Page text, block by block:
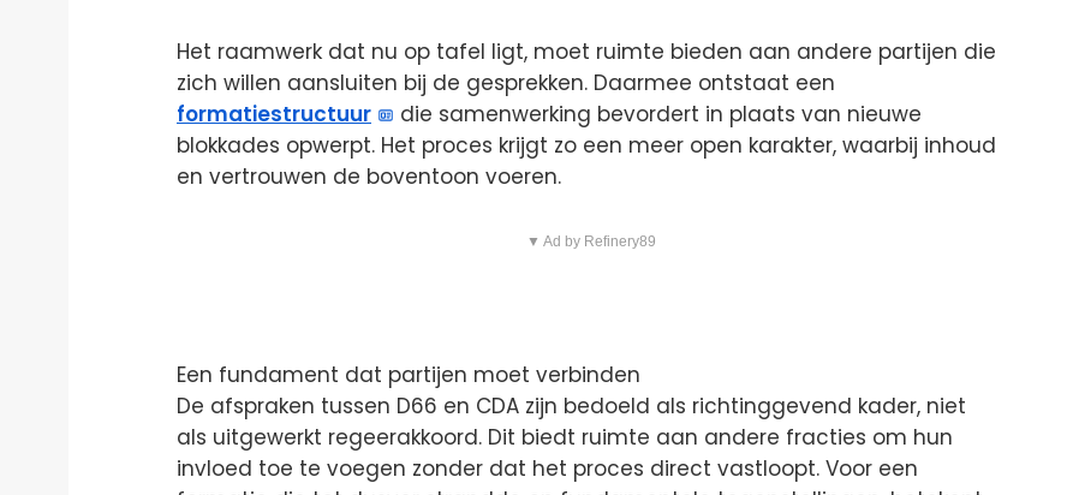
Het raamwerk dat nu op tafel ligt, moet ruimte bieden aan andere partijen die
zich willen aansluiten bij de gesprekken. Daarmee ontstaat een
formatiestructuur
die samenwerking bevordert in plaats van nieuwe
blokkades opwerpt. Het proces krijgt zo een meer open karakter, waarbij inhoud
en vertrouwen de boventoon voeren.
▼ Ad by Refinery89
Een fundament dat partijen moet verbinden
De afspraken tussen D66 en CDA zijn bedoeld als richtinggevend kader, niet
als uitgewerkt regeerakkoord. Dit biedt ruimte aan andere fracties om hun
invloed toe te voegen zonder dat het proces direct vastloopt. Voor een